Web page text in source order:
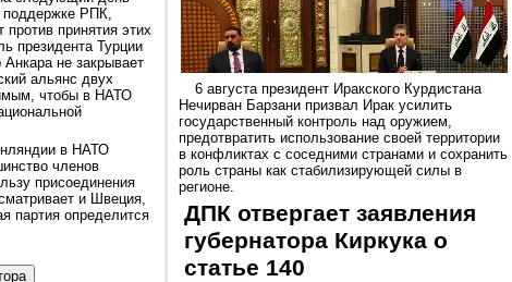
РПК,
против принятия этих
президента Турции
не закрывает
альянс двух
чтобы в НАТО
в НАТО
членов
присоединения
и Швеция,
партия определится
6 августа президент Иракского Курдистана
Нечирван Барзани призвал Ирак усилить
государственный контроль над оружием,
предотвратить использование своей территории
в конфликтах с соседними странами и сохранить
роль страны как стабилизирующей силы в
регионе.
ДПК отвергает заявления
губернатора Киркука о
статье 140